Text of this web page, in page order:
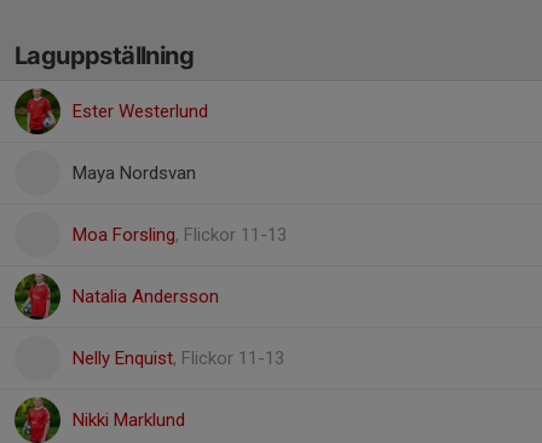
Laguppställning
Ester Westerlund
Maya Nordsvan
Moa Forsling, Flickor 11-13
Natalia Andersson
Nelly Enquist, Flickor 11-13
Nikki Marklund